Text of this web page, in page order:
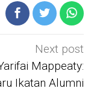
Next post
Mappeaty:
Ikatan Alumni